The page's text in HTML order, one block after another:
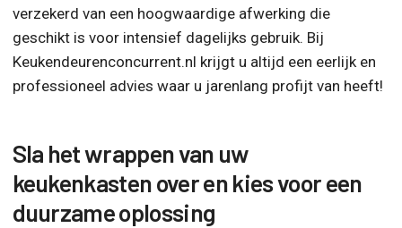
verzekerd van een hoogwaardige afwerking die
geschikt is voor intensief dagelijks gebruik. Bij
Keukendeurenconcurrent.nl krijgt u altijd een eerlijk en
professioneel advies waar u jarenlang profijt van heeft!
Sla het wrappen van uw
keukenkasten over en kies voor een
duurzame oplossing